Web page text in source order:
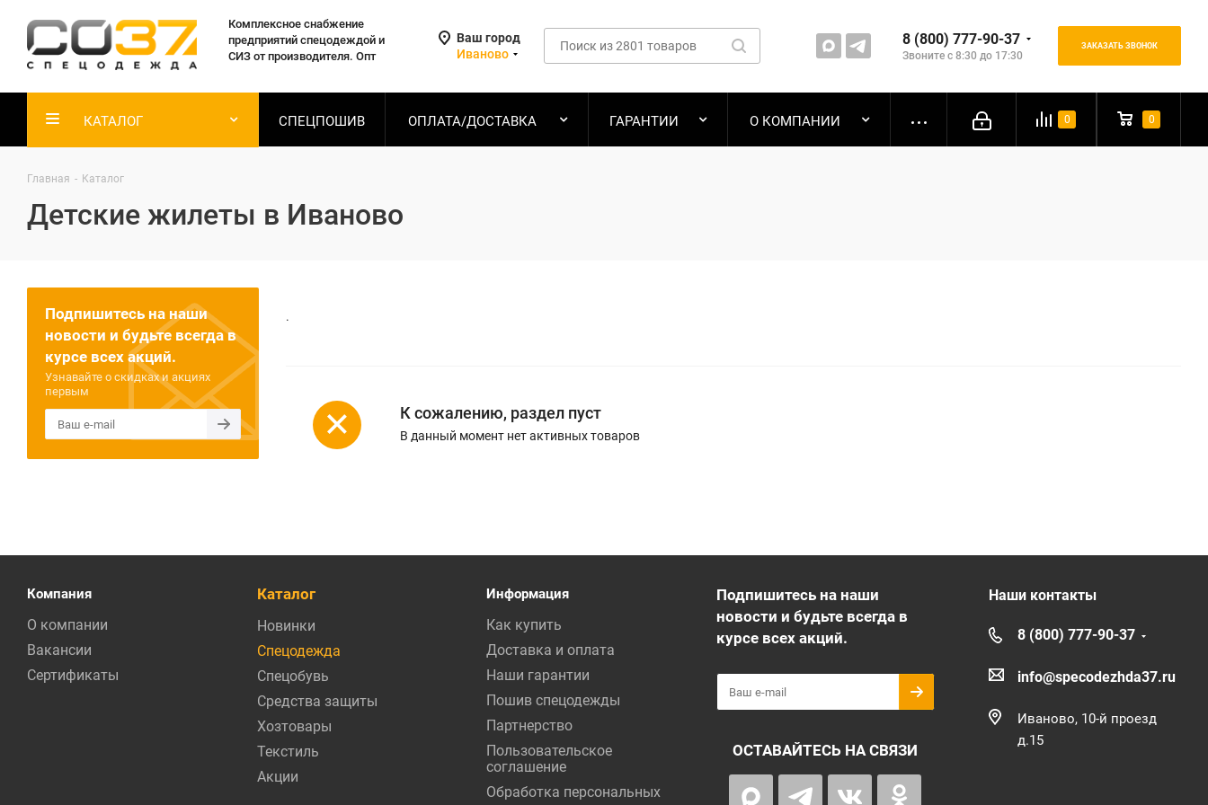
Комплексное снабжение
предприятий спецодеждой и
СИЗ от производителя. Опт
Ваш город
Иваново
8 (800) 777-90-37
Звоните с 8:30 до 17:30
ЗАКАЗАТЬ ЗВОНОК
0 0
КАТАЛОГ СПЕЦПОШИВ ОПЛАТА/ДОСТАВКА ГАРАНТИИ О КОМПАНИИ
Главная - Каталог
Детские жилеты в Иваново
.
К сожалению, раздел пуст
В данный момент нет активных товаров
Подпишитесь на наши
новости и будьте всегда в
курсе всех акций.
Узнавайте о скидках и акциях
первым
Компания
О компании
Вакансии
Сертификаты
Каталог
Новинки
Спецодежда
Спецобувь
Средства защиты
Хозтовары
Текстиль
Акции
Информация
Как купить
Доставка и оплата
Наши гарантии
Пошив спецодежды
Партнерство
Пользовательское
соглашение
Обработка персональных
Подпишитесь на наши
новости и будьте всегда в
курсе всех акций.
ОСТАВАЙТЕСЬ НА СВЯЗИ
Наши контакты
8 (800) 777-90-37
info@specodezhda37.ru
Иваново, 10-й проезд
д.15